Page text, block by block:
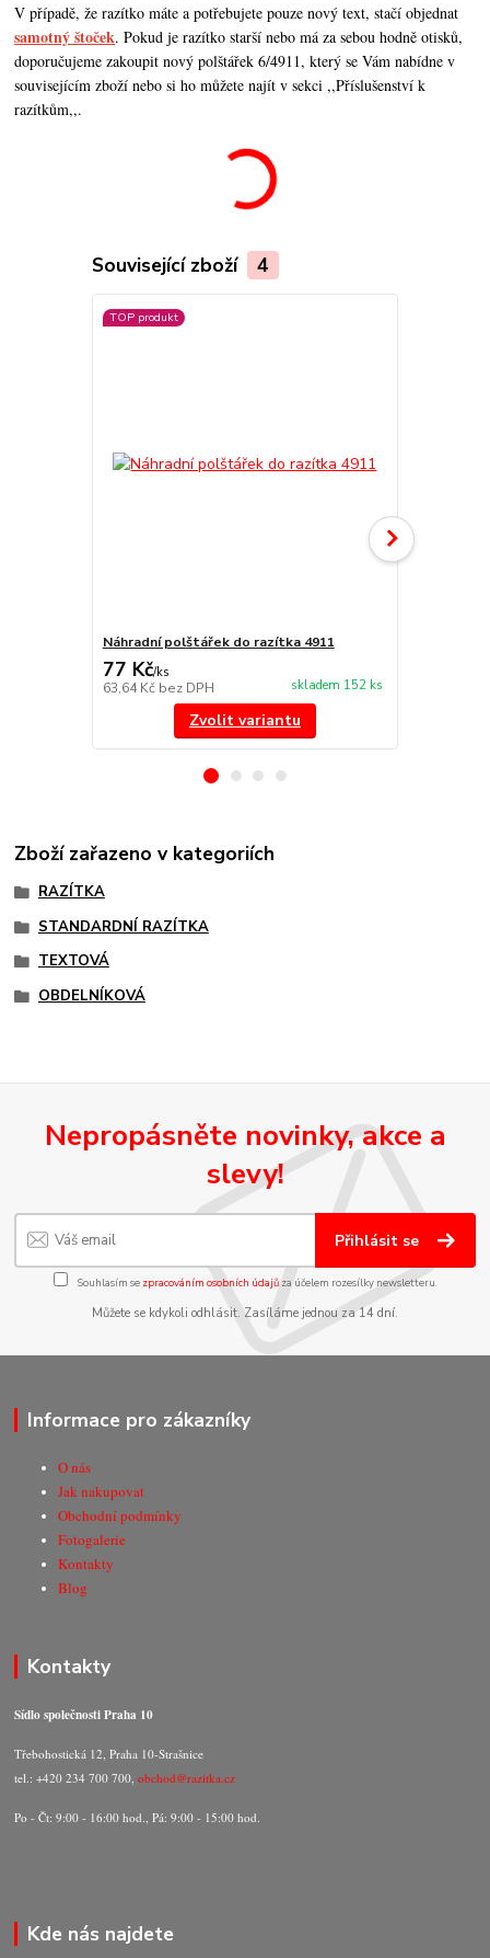
V případě, že razítko máte a potřebujete pouze nový text, stačí objednat
samotný štoček. Pokud je razítko starší nebo má za sebou hodně otisků,
doporučujeme zakoupit nový polštářek 6/4911, který se Vám nabídne v
souvisejícím zboží nebo si ho můžete najít v sekci ,,Příslušenství k
razítkům,,.
Související zboží 4
TOP produkt
Náhradní polštářek do razítka 4911
77 Kč/ks
63,64 Kč bez DPH skladem 152 ks
Zvolit variantu
Zboží zařazeno v kategoriích
RAZÍTKA
STANDARDNÍ RAZÍTKA
TEXTOVÁ
OBDELNÍKOVÁ
Nepropásněte novinky, akce a
slevy!
Přihlásit se
Souhlasím se zpracováním osobních údajůza účelem rozesílky newsletteru.
Můžete se kdykoli odhlásit. Zasíláme jednou za 14 dní.
Informace pro zákazníky
O nás
Jak nakupovat
Obchodní podmínky
Fotogalerie
Kontakty
Blog
Kontakty
Sídlo společnosti Praha 10
Třebohostická 12, Praha 10-Strašnice
tel.: +420 234 700 700,obchod@razitka.cz
Po - Čt: 9:00 - 16:00 hod., Pá: 9:00 - 15:00 hod.
Kde nás najdete